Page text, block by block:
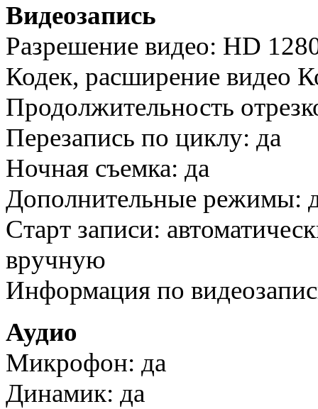
Видеозапись
Разрешение видео: HD
Кодек, расширение видео
Продолжительность
Перезапись по циклу: да
Ночная съемка: да
Дополнительные режимы:
Старт записи:
вручную
Информация по
Аудио
Микрофон: да
Динамик: да